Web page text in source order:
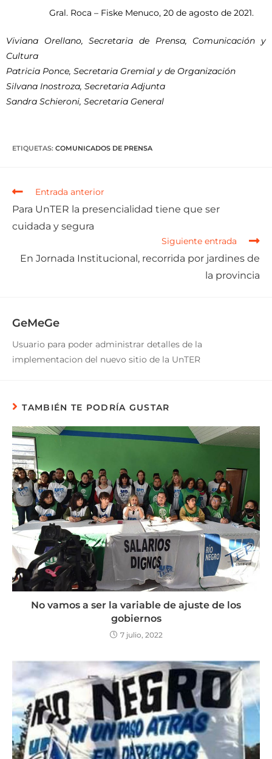
Gral. Roca – Fiske Menuco, 20 de agosto de 2021.
Viviana Orellano, Secretaria de Prensa, Comunicación y
Cultura
Patricia Ponce, Secretaria Gremial y de Organización
Silvana Inostroza, Secretaria Adjunta
Sandra Schieroni, Secretaria General
ETIQUETAS: COMUNICADOS DE PRENSA
Entrada anterior
Para UnTER la presencialidad tiene que ser
cuidada y segura
Siguiente entrada
En Jornada Institucional, recorrida por jardines de
la provincia
GeMeGe
Usuario para poder administrar detalles de la
implementacion del nuevo sitio de la UnTER
TAMBIÉN TE PODRÍA GUSTAR
No vamos a ser la variable de ajuste de los
gobiernos
7 julio, 2022